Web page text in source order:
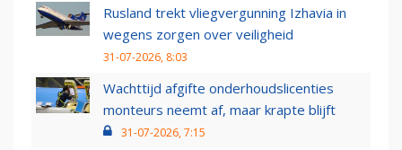
Rusland trekt vliegvergunning Izhavia in
wegens zorgen over veiligheid
31-07-2026, 8:03
Wachttijd afgifte onderhoudslicenties
monteurs neemt af, maar krapte blijft
31-07-2026, 7:15